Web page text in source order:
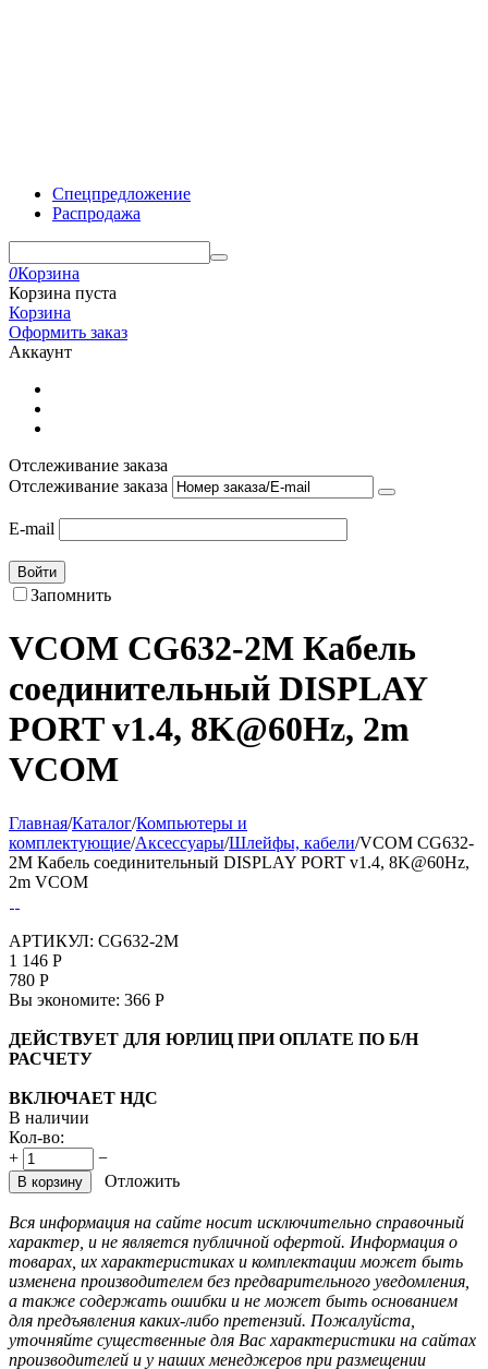
Спецпредложение
Распродажа
0Корзина
Корзина пуста
Корзина
Оформить заказ
Аккаунт
Отслеживание заказа
Отслеживание заказа
E-mail
Войти
Запомнить
VCOM CG632-2M Кабель
соединительный DISPLAY
PORT v1.4, 8K@60Hz, 2m
VCOM
Главная/Каталог/Компьютеры и
комплектующие/Аксессуары/Шлейфы, кабели/VCOM CG632-
2M Кабель соединительный DISPLAY PORT v1.4, 8K@60Hz,
2m VCOM
АРТИКУЛ: CG632-2M
1 146 Р
780 Р
Вы экономите: 366 Р
ДЕЙСТВУЕТ ДЛЯ ЮРЛИЦ ПРИ ОПЛАТЕ ПО Б/Н
РАСЧЕТУ
ВКЛЮЧАЕТ НДС
В наличии
Кол-во:
+
−
В корзину Отложить
Вся информация на сайте носит исключительно справочный
характер, и не является публичной офертой. Информация о
товарах, их характеристиках и комплектации может быть
изменена производителем без предварительного уведомления,
а также содержать ошибки и не может быть основанием
для предъявления каких-либо претензий. Пожалуйста,
уточняйте существенные для Вас характеристики на сайтах
производителей и у наших менеджеров при размещении